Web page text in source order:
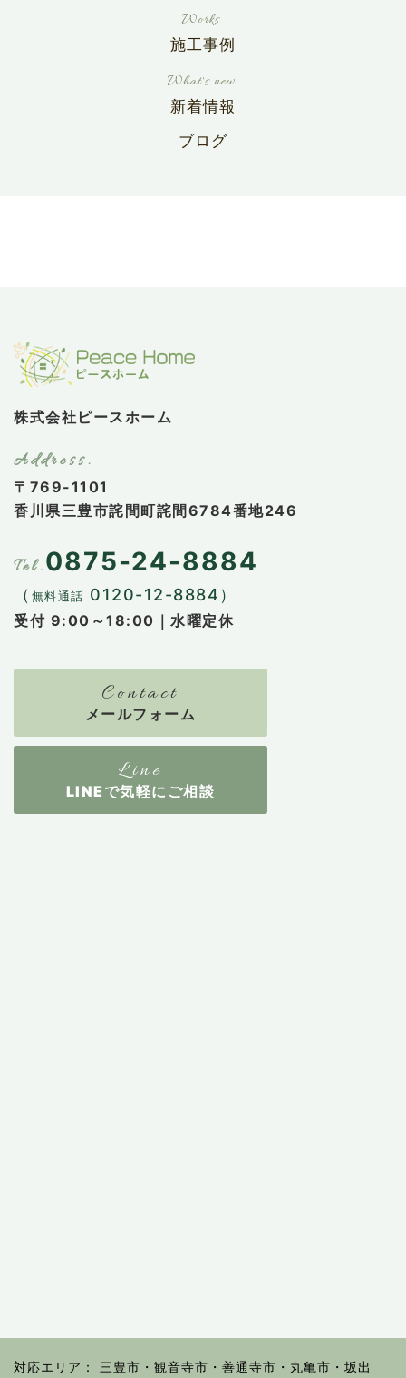
施工事例
新着情報
ブログ
株式会社ピースホーム
〒769-1101
香川県三豊市詫間町詫間6784番地246
0875-24-8884
（ 無料通話 0120-12-8884）
受付 9:00～18:00｜水曜定休
メールフォーム
LINEで気軽にご相談
対応エリア： 三豊市・観音寺市・善通寺市・丸亀市・坂出